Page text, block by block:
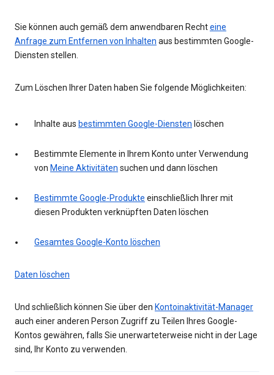
Sie können auch gemäß dem anwendbaren Rechteine
Anfrage zum Entfernen von Inhalten aus bestimmten Google-
Diensten stellen.
Zum Löschen Ihrer Daten haben Sie folgende Möglichkeiten:
Inhalte aus bestimmten Google-Diensten löschen
Bestimmte Elemente in Ihrem Konto unter Verwendung
von Meine Aktivitäten suchen und dann löschen
Bestimmte Google-Produkte einschließlich Ihrer mit
diesen Produkten verknüpften Daten löschen
Gesamtes Google-Konto löschen
Daten löschen
Und schließlich können Sie über den Kontoinaktivität-Manager
auch einer anderen Person Zugriff zu Teilen Ihres Google-
Kontos gewähren, falls Sie unerwarteterweise nicht in der Lage
sind, Ihr Konto zu verwenden.